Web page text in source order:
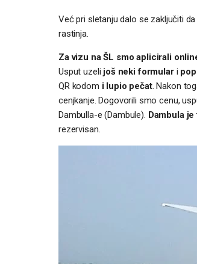
Već pri sletanju dalo se zaključiti
rastinja.
Za vizu na ŠL smo aplicirali
Usput uzeli još neki formulari
QR kodom i lupio pečat. Nakon
cenjkanje. Dogovorili smo cenu,
Dambulla-e (Dambule). Dambula
rezervisan.